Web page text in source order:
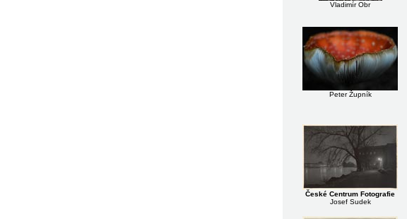
Vladimír Obr
Peter Župník
České Centrum Fotografie
Josef Sudek